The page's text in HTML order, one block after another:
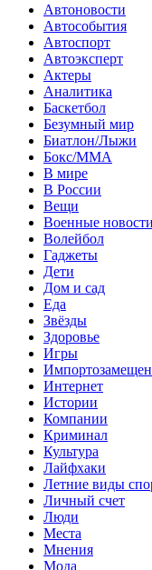
Автоновости
Автособытия
Автоспорт
Автоэксперт
Актеры
Аналитика
Баскетбол
Безумный мир
Биатлон/Лыжи
Бокс/MMA
В мире
В России
Вещи
Военные новости
Волейбол
Гаджеты
Дети
Дом и сад
Еда
Звёзды
Здоровье
Игры
Интернет
Истории
Компании
Криминал
Культура
Лайфхаки
Летние виды
Личный счет
Люди
Места
Мнения
Мода